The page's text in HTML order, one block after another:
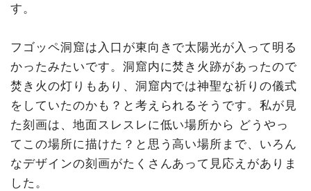
す。
フゴッペ洞窟は入口が東向きで太陽光が入って明る
かったみたいです。洞窟内に焚き火跡があったので
焚き火の灯りもあり、洞窟内では神聖な祈りの儀式
をしていたのかも？と考えられるそうです。私が見
た刻画は、地面スレスレに低い場所から どうやっ
てこの場所に描けた？と思う高い場所まで、いろん
なデザインの刻画がたくさんあって見応えがありま
した。